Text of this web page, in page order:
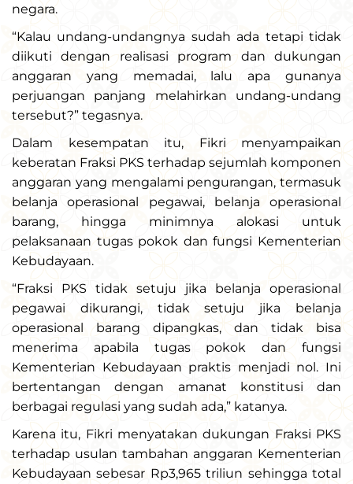
negara.
“Kalau undang-undangnya sudah ada tetapi tidak
diikuti dengan realisasi program dan dukungan
anggaran yang memadai, lalu apa gunanya
perjuangan panjang melahirkan undang-undang
tersebut?” tegasnya.
Dalam kesempatan itu, Fikri menyampaikan
keberatan Fraksi PKS terhadap sejumlah komponen
anggaran yang mengalami pengurangan, termasuk
belanja operasional pegawai, belanja operasional
barang, hingga minimnya alokasi untuk
pelaksanaan tugas pokok dan fungsi Kementerian
Kebudayaan.
“Fraksi PKS tidak setuju jika belanja operasional
pegawai dikurangi, tidak setuju jika belanja
operasional barang dipangkas, dan tidak bisa
menerima apabila tugas pokok dan fungsi
Kementerian Kebudayaan praktis menjadi nol. Ini
bertentangan dengan amanat konstitusi dan
berbagai regulasi yang sudah ada,” katanya.
Karena itu, Fikri menyatakan dukungan Fraksi PKS
terhadap usulan tambahan anggaran Kementerian
Kebudayaan sebesar Rp3,965 triliun sehingga total